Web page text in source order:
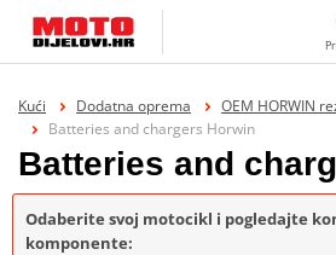
Kući Dodatna oprema
OEM HORWIN
Batteries and chargers Horwin
Batteries and
Odaberite svoj motocikl i pogledajte
komponente: